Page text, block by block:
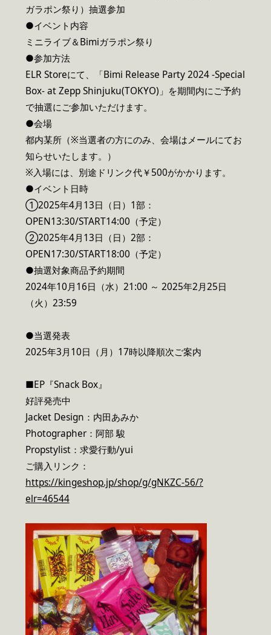
ガラポン祭り）抽選参加
●イベント内容
ミニライブ＆Bimiガラポン祭り
●参加方法
ELR Storeにて、「Bimi Release Party 2024 -Special
Box- at Zepp Shinjuku(TOKYO)」を期間内にご予約
で抽選にご参加いただけます。
●会場
都内某所（※当選者の方にのみ、会場はメールにてお
知らせいたします。）
※入場には、別途ドリンク代￥500がかかります。
●イベント日時
①2025年4月13日（日）1部：
OPEN13:30/START14:00（予定）
②2025年4月13日（日）2部：
OPEN17:30/START18:00（予定）
●抽選対象商品予約期間
2024年10月16日（水）21:00 ～ 2025年2月25日
（火）23:59
●当選発表
2025年3月10日（月）17時以降順次ご案内
■EP『Snack Box』
好評発売中
Jacket Design：内田あみか
Photographer：阿部 駿
Propstylist：求愛行動/yui
ご購入リンク：
https://kingeshop.jp/shop/g/gNKZC-56/?
elr=46544